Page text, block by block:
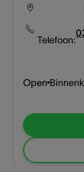
Telefoon:
Open